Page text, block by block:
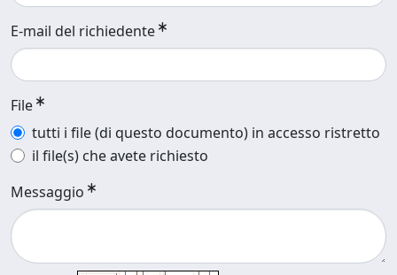
E-mail del richiedente
File
tutti i file (di questo documento) in accesso ristretto
il file(s) che avete richiesto
Messaggio